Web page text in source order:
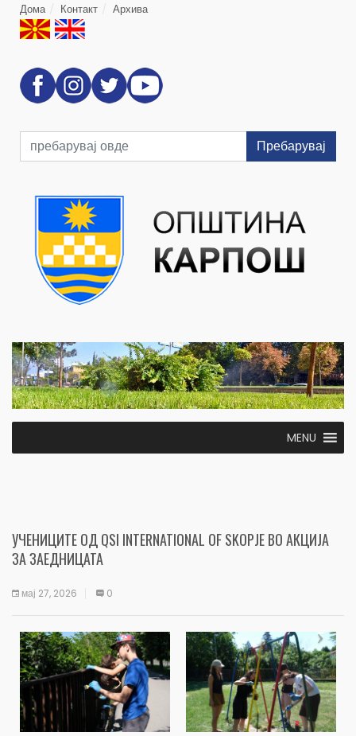
Дома Контакт Архива
Пребарувај
MENU
УЧЕНИЦИТЕ ОД QSI INTERNATIONAL OF SKOPJE ВО АКЦИЈА
ЗА ЗАЕДНИЦАТА
мај 27, 2026 0